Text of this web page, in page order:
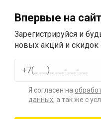
Впервые на
Зарегистрируйся и
новых акций и
Я согласен на
данных, а так же с